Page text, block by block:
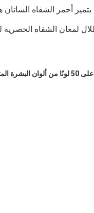
لمعان الشفاه
تعرفي على أحمر الشفاه من ميبلين الذي سيغير قواعد